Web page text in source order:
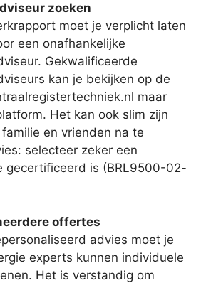
zoeken
moet je verplicht laten
een onafhankelijke
Gekwalificeerde
kan je bekijken op de
maar
Het kan ook slim zijn
en vrienden na te
selecteer zeker een
gecertificeerd is (BRL9500-02-
offertes
advies moet je
experts kunnen individuele
Het is verstandig om